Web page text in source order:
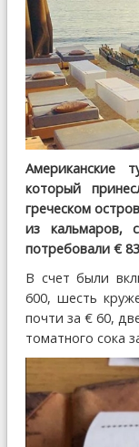
Американские
который
греческом
из кальмаров,
потребовали €
В счет были
600, шесть
почти за € 60,
томатного сока